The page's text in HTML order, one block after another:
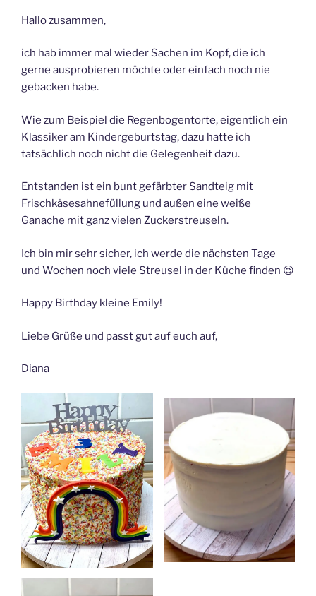
Hallo zusammen,
ich hab immer mal wieder Sachen im Kopf, die ich
gerne ausprobieren möchte oder einfach noch nie
gebacken habe.
Wie zum Beispiel die Regenbogentorte, eigentlich ein
Klassiker am Kindergeburtstag, dazu hatte ich
tatsächlich noch nicht die Gelegenheit dazu.
Entstanden ist ein bunt gefärbter Sandteig mit
Frischkäsesahnefüllung und außen eine weiße
Ganache mit ganz vielen Zuckerstreuseln.
Ich bin mir sehr sicher, ich werde die nächsten Tage
und Wochen noch viele Streusel in der Küche finden 😉
Happy Birthday kleine Emily!
Liebe Grüße und passt gut auf euch auf,
Diana